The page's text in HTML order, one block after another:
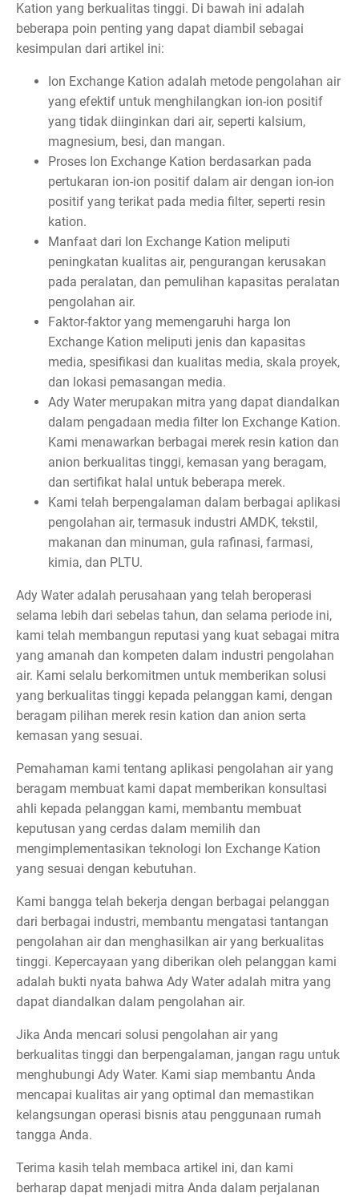
Kation yang berkualitas tinggi. Di bawah ini adalah
beberapa poin penting yang dapat diambil sebagai
kesimpulan dari artikel ini:
Ion Exchange Kation adalah metode pengolahan air
yang efektif untuk menghilangkan ion-ion positif
yang tidak diinginkan dari air, seperti kalsium,
magnesium, besi, dan mangan.
Proses Ion Exchange Kation berdasarkan pada
pertukaran ion-ion positif dalam air dengan ion-ion
positif yang terikat pada media filter, seperti resin
kation.
Manfaat dari Ion Exchange Kation meliputi
peningkatan kualitas air, pengurangan kerusakan
pada peralatan, dan pemulihan kapasitas peralatan
pengolahan air.
Faktor-faktor yang memengaruhi harga Ion
Exchange Kation meliputi jenis dan kapasitas
media, spesifikasi dan kualitas media, skala proyek,
dan lokasi pemasangan media.
Ady Water merupakan mitra yang dapat diandalkan
dalam pengadaan media filter Ion Exchange Kation.
Kami menawarkan berbagai merek resin kation dan
anion berkualitas tinggi, kemasan yang beragam,
dan sertifikat halal untuk beberapa merek.
Kami telah berpengalaman dalam berbagai aplikasi
pengolahan air, termasuk industri AMDK, tekstil,
makanan dan minuman, gula rafinasi, farmasi,
kimia, dan PLTU.
Ady Water adalah perusahaan yang telah beroperasi
selama lebih dari sebelas tahun, dan selama periode ini,
kami telah membangun reputasi yang kuat sebagai mitra
yang amanah dan kompeten dalam industri pengolahan
air. Kami selalu berkomitmen untuk memberikan solusi
yang berkualitas tinggi kepada pelanggan kami, dengan
beragam pilihan merek resin kation dan anion serta
kemasan yang sesuai.
Pemahaman kami tentang aplikasi pengolahan air yang
beragam membuat kami dapat memberikan konsultasi
ahli kepada pelanggan kami, membantu membuat
keputusan yang cerdas dalam memilih dan
mengimplementasikan teknologi Ion Exchange Kation
yang sesuai dengan kebutuhan.
Kami bangga telah bekerja dengan berbagai pelanggan
dari berbagai industri, membantu mengatasi tantangan
pengolahan air dan menghasilkan air yang berkualitas
tinggi. Kepercayaan yang diberikan oleh pelanggan kami
adalah bukti nyata bahwa Ady Water adalah mitra yang
dapat diandalkan dalam pengolahan air.
Jika Anda mencari solusi pengolahan air yang
berkualitas tinggi dan berpengalaman, jangan ragu untuk
menghubungi Ady Water. Kami siap membantu Anda
mencapai kualitas air yang optimal dan memastikan
kelangsungan operasi bisnis atau penggunaan rumah
tangga Anda.
Terima kasih telah membaca artikel ini, dan kami
berharap dapat menjadi mitra Anda dalam perjalanan